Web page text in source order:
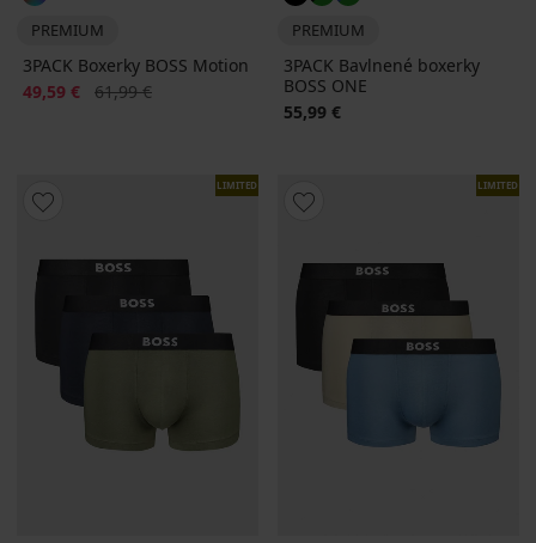
PREMIUM
3PACK Boxerky BOSS Motion
Zľava
49,59 € Pôvodná cena
61,99 €
PREMIUM
3PACK Bavlnené boxerky
BOSS ONE
55,99 €
LIMITED LIMITED